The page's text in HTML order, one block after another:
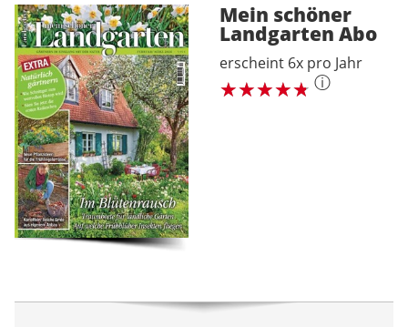
Mein schöner
Landgarten Abo
erscheint 6x pro Jahr
ⓘ